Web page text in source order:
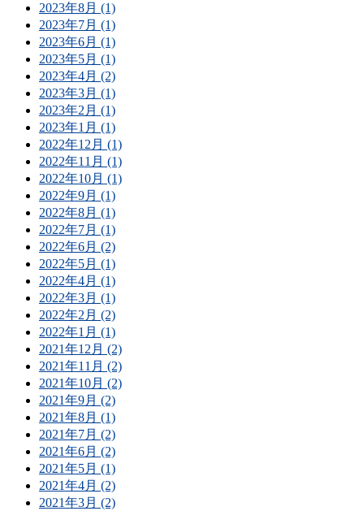
2023年8月 (1)
2023年7月 (1)
2023年6月 (1)
2023年5月 (1)
2023年4月 (2)
2023年3月 (1)
2023年2月 (1)
2023年1月 (1)
2022年12月 (1)
2022年11月 (1)
2022年10月 (1)
2022年9月 (1)
2022年8月 (1)
2022年7月 (1)
2022年6月 (2)
2022年5月 (1)
2022年4月 (1)
2022年3月 (1)
2022年2月 (2)
2022年1月 (1)
2021年12月 (2)
2021年11月 (2)
2021年10月 (2)
2021年9月 (2)
2021年8月 (1)
2021年7月 (2)
2021年6月 (2)
2021年5月 (1)
2021年4月 (2)
2021年3月 (2)